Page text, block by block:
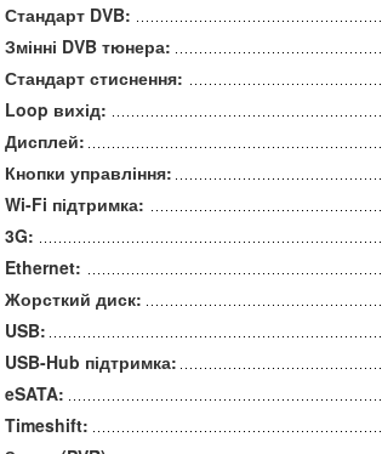
Стандарт DVB:
Змінні DVB тюнера:
Стандарт стиснення:
Loop вихід:
Дисплей:
Кнопки управління:
Wi-Fi підтримка:
3G:
Ethernet:
Жорсткий диск:
USB:
USB-Hub підтримка:
eSATA:
Timeshift: